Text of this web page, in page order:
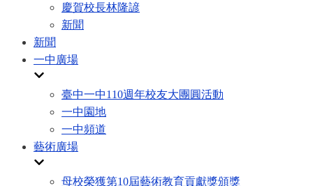
慶賀校長林隆諺
新聞
新聞
一中廣場
臺中一中110週年校友大團圓活動
一中園地
一中頻道
藝術廣場
母校榮獲第10屆藝術教育貢獻獎頒獎